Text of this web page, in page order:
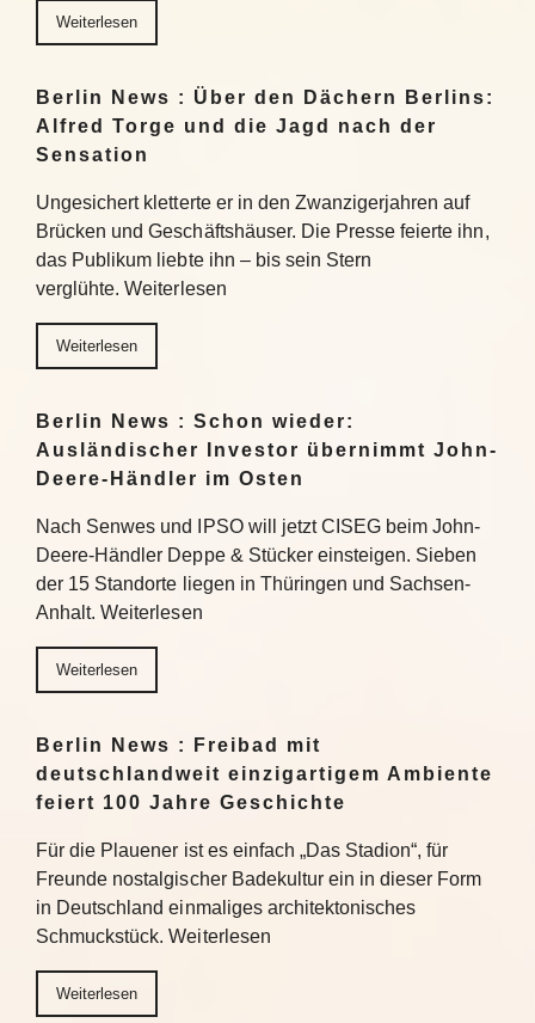
Weiterlesen
Berlin News : Über den Dächern Berlins:
Alfred Torge und die Jagd nach der
Sensation
Ungesichert kletterte er in den Zwanzigerjahren auf
Brücken und Geschäftshäuser. Die Presse feierte ihn,
das Publikum liebte ihn – bis sein Stern
verglühte. Weiterlesen
Weiterlesen
Berlin News : Schon wieder:
Ausländischer Investor übernimmt John-
Deere-Händler im Osten
Nach Senwes und IPSO will jetzt CISEG beim John-
Deere-Händler Deppe & Stücker einsteigen. Sieben
der 15 Standorte liegen in Thüringen und Sachsen-
Anhalt. Weiterlesen
Weiterlesen
Berlin News : Freibad mit
deutschlandweit einzigartigem Ambiente
feiert 100 Jahre Geschichte
Für die Plauener ist es einfach „Das Stadion“, für
Freunde nostalgischer Badekultur ein in dieser Form
in Deutschland einmaliges architektonisches
Schmuckstück. Weiterlesen
Weiterlesen